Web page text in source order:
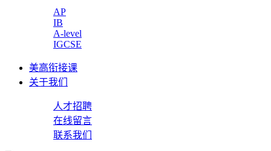
AP
IB
A-level
IGCSE
美高衔接课
关于我们
人才招聘
在线留言
联系我们